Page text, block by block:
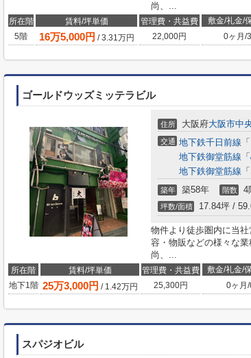
尚、...
所在階 賃料/坪単価 管理費・共益費 敷金/礼金/
5階
16万5,000円 /3.31万円 22,000円 0ヶ月 /
ゴールドウッズミッテラビル
住所 大阪府大阪市中
交通 地下鉄千日前線 「
地下鉄御堂筋線 「
地下鉄御堂筋線 「
築年 築58年 階数 4
坪数/面積 17.84坪 /
物件より徒歩圏内に当
容・物販などの様々な
尚、...
所在階 賃料/坪単価 管理費・共益費 敷金/礼金/
地下1階 25万3,000円 / 1.42万円 25,300円 0ヶ月 /
スパジオビル